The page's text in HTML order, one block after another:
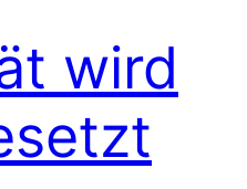
wird